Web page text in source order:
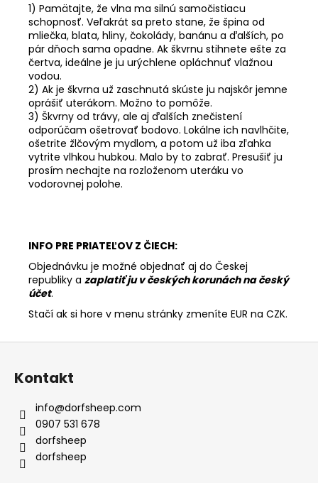
1) Pamätajte, že vlna ma silnú samočistiacu
schopnosť. Veľakrát sa preto stane, že špina od
mliečka, blata, hliny, čokolády, banánu a ďalších, po
pár dňoch sama opadne. Ak škvrnu stihnete ešte za
čertva, ideálne je ju urýchlene opláchnuť vlažnou
vodou.
2) Ak je škvrna už zaschnutá skúste ju najskôr jemne
oprášiť uterákom. Možno to pomôže.
3) Škvrny od trávy, ale aj ďalších znečistení
odporúčam ošetrovať bodovo. Lokálne ich navlhčite,
ošetrite žlčovým mydlom, a potom už iba zľahka
vytrite vlhkou hubkou. Malo by to zabrať. Presušiť ju
prosím nechajte na rozloženom uteráku vo
vodorovnej polohe.
INFO PRE PRIATEĽOV Z ČIECH:
Objednávku je možné objednať aj do Českej
republiky a zaplatiť ju v českých korunách na český
účet.
Stačí ak si hore v menu stránky zmeníte EUR na CZK.
Z
Kontakt
info@dorfsheep.com
0907 531 678
dorfsheep
dorfsheep